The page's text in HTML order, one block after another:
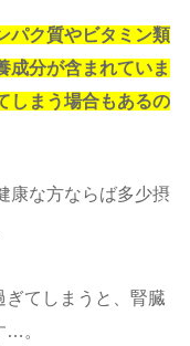
パク質やビタミン類
成分が含まれていま
しまう場合もあるの
康な方ならば多少摂
ぎてしまうと、腎臓
…。